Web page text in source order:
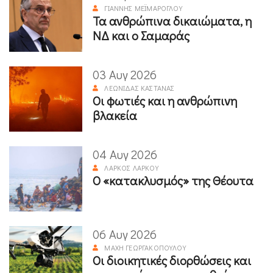
ΓΙΆΝΝΗΣ ΜΕΪΜΆΡΟΓΛΟΥ
Τα ανθρώπινα δικαιώματα, η
ΝΔ και ο Σαμαράς
03 Αυγ 2026
ΛΕΩΝΊΔΑΣ ΚΑΣΤΑΝΆΣ
Οι φωτιές και η ανθρώπινη
βλακεία
04 Αυγ 2026
ΛΆΡΚΟΣ ΛΆΡΚΟΥ
Ο «κατακλυσμός» της Θέουτα
06 Αυγ 2026
ΜΆΧΗ ΓΕΩΡΓΑΚΟΠΟΎΛΟΥ
Οι διοικητικές διορθώσεις και